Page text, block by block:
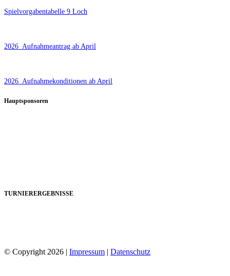
Spielvorgabentabelle 9 Loch
2026_Aufnahmeantrag ab April
2026_Aufnahmekonditionen ab April
Hauptsponsoren
TURNIERERGEBNISSE
© Copyright 2026 | Impressum | Datenschutz